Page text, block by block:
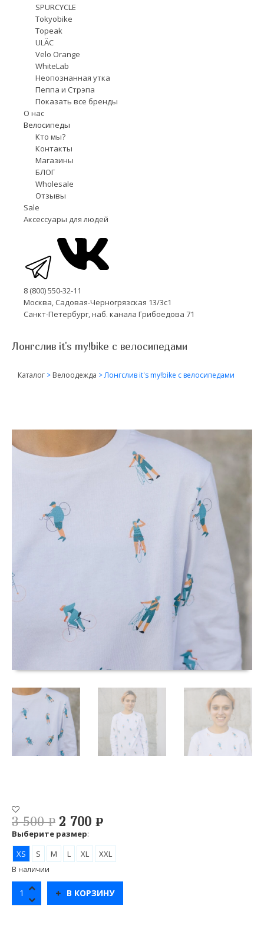
SPURCYCLE
Tokyobike
Topeak
ULÄC
Velo Orange
WhiteLab
Неопознанная утка
Пеппа и Стрэпа
Показать все бренды
О нас
Велосипеды
Кто мы?
Контакты
Магазины
БЛОГ
Wholesale
Отзывы
Sale
Аксессуары для людей
8 (800) 550-32-11
Москва, Садовая-Черногрязская 13/3с1
Санкт-Петербург, наб. канала Грибоедова 71
Лонгслив it's my!bike с велосипедами
Каталог > Велоодежда >Лонгслив it's my!bike с велосипедами
3 500Р
УБ.
2 700 Р
Выберите размер:
XS
S M L XL XXL
В наличии
В КОРЗИНУ